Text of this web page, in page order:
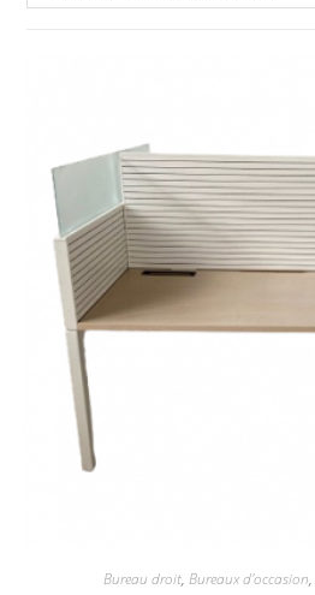
Bureau droit, Bureaux d'occasion,